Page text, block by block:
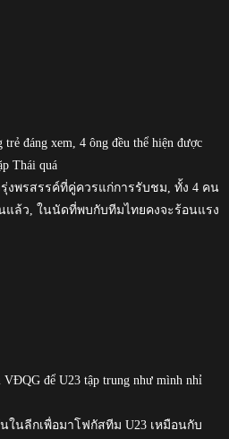
đáng xem, 4 ông đều thể hiện được
Thái quá
งพรสรรค์ที่คู่ควรแก่การรับชม, ทั้ง 4 คน
แล้ว, ในนัดที่พบกับทีมไทยคงจะร้อนแรง
VĐQG để U23 tập trung như mình nhỉ
ในลีกเพื่อมาโฟกัสทีม U23 เหมือนกับ